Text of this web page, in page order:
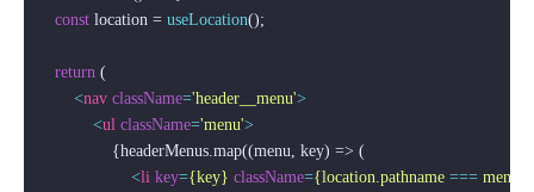
const location = useLocation();
return (
<nav className='header__menu'>
<ul className='menu'>
                {headerMenus.map((menu, key) => (
<li key={key} className={location.pathname ===